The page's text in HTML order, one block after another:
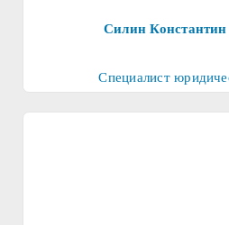
Силин
Специалист